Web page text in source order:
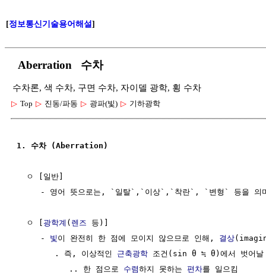
[정보통신기술용어해설]
Aberration 수차
수차론, 색 수차, 구면 수차, 자이델 광학, 횡 수차
▷ Top ▷ 진동/파동 ▷ 광파(빛) ▷ 기하광학
1. 수차 (Aberration)
  ㅇ [일반]
- 영어 뜻으로는, `일탈`,`이상`,`착란`, `변형` 등을 의
  ㅇ [
광학계 ( 렌즈 등)]
     -
빛 이 완전히 한 점에 모이지 않으므로 인해, 결상
        . 즉, 이상적인
근축광학 조건(sin θ ≒ θ)에서 벗어
           .. 한 점으로
수렴하지 못하는 편차를 일으킴